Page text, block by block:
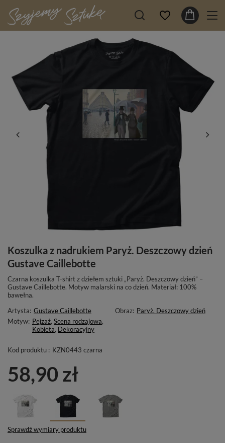
Koszulka z nadrukiem Paryż. Deszczowy dzień
Gustave Caillebotte
Czarna koszulka T-shirt z dziełem sztuki „Paryż. Deszczowy dzień” –
Gustave Caillebotte. Motyw malarski na co dzień. Materiał: 100%
bawełna.
Artysta: Gustave Caillebotte Obraz: Paryż. Deszczowy dzień
Motyw: Pejzaż, Scena rodzajowa,
Kobieta, Dekoracyjny
Kod produktu : KZN0443 czarna
58,90 zł
Sprawdź wymiary produktu